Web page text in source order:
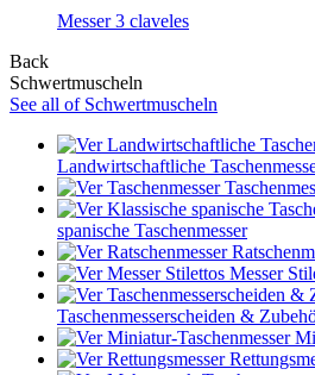
Messer 3 claveles
Back
Schwertmuscheln
See all of Schwertmuscheln
Landwirtschaftliche
spanische Taschenmesser
Messer
Taschenmesserscheiden &